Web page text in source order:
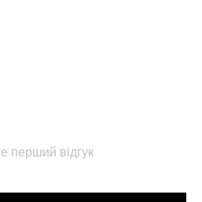
перший відгук